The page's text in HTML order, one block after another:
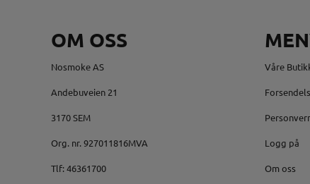
OM OSS
Nosmoke AS
Andebuveien 21
3170 SEM
Org. nr. 927011816MVA
Tlf:46361700
Våre
Logg på
Om oss